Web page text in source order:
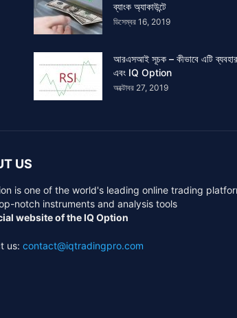
ব্যাংক অ্যাকাউন্টে
ডিসেম্বর 16, 2019
আরএসআই সূচক – কীভাবে এটি
এবং IQ Option
অক্টোবর 27, 2019
US
is one of the world's leading online trading
notch instruments and analysis tools
website of the IQ Option
us: contact@iqtradingpro.com